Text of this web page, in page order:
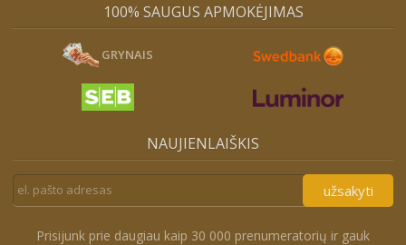
100% SAUGUS APMOKĖJIMAS
GRYNAIS
NAUJIENLAIŠKIS
užsakyti
Prisijunk prie daugiau kaip 30 000 prenumeratorių ir gauk